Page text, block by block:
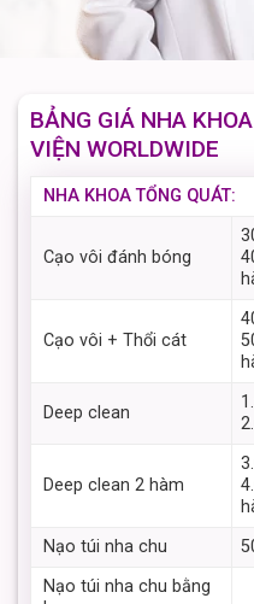
BẢNG GIÁ NHA
VIỆN WORLDWIDE
NHA KHOA TỔNG QUÁT:
Cạo vôi đánh bóng
Cạo vôi + Thổi cát
Deep clean
Deep clean 2 hàm
Nạo túi nha chu
Nạo túi nha chu bằng